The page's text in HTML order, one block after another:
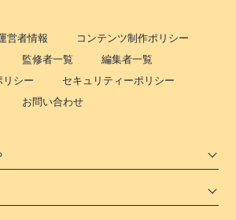
営者情報
コンテンツ制作ポリシー
監修者一覧
編集者一覧
リシー
セキュリティーポリシー
お問い合わせ